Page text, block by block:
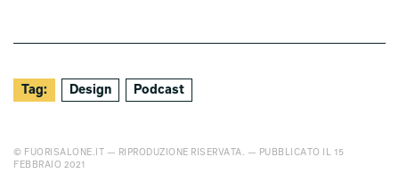
Tag: Design Podcast
© FUORISALONE.IT — RIPRODUZIONE RISERVATA. — PUBBLICATO IL 15
FEBBRAIO 2021